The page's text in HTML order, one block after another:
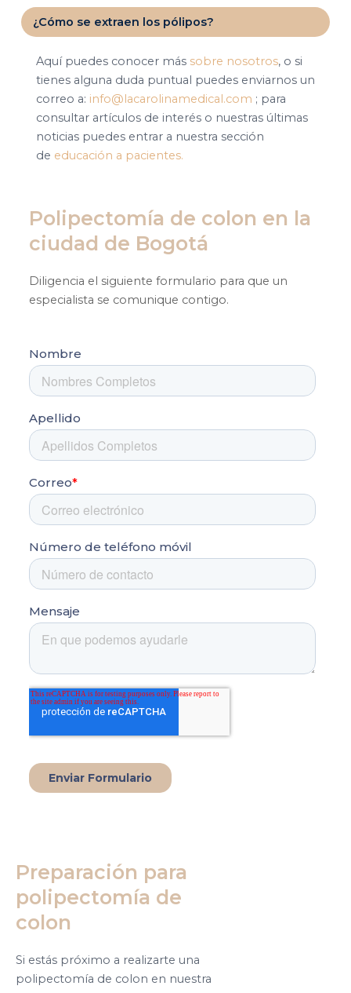
¿Cómo se extraen los pólipos?
Aquí puedes conocer más sobre nosotros, o si
tienes alguna duda puntual puedes enviarnos un
correo a: info@lacarolinamedical.com ; para
consultar artículos de interés o nuestras últimas
noticias puedes entrar a nuestra sección
de educación a pacientes.
Polipectomía de colon en la
ciudad de Bogotá
Diligencia el siguiente formulario para que un
especialista se comunique contigo.
Preparación para
polipectomía de
colon
Si estás próximo a realizarte una
polipectomía de colon en nuestra